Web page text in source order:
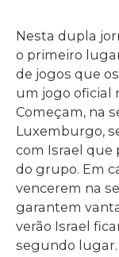
Nesta dupla
o primeiro
de jogos que
um jogo oficial
Começam, na
Luxemburgo,
com Israel que
do grupo. Em
vencerem na
garantem
verão Israel
segundo lugar.